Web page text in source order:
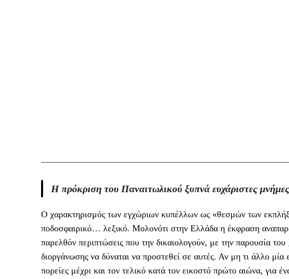
Η πρόκριση του Παναιτωλικού ξυπνά ευχάριστες
Ο χαρακτηρισμός των εγχώριων κυπέλλων ως «θεσμών των
ποδοσφαιρικό… λεξικό. Μολονότι στην Ελλάδα η έκφραση
παρελθόν περιπτώσεις που την δικαιολογούν, με την παρουσία του
διοργάνωσης να δύναται να προστεθεί σε αυτές. Αν μη τι άλλο
πορείες μέχρι και τον τελικό κατά τον εικοστό πρώτο αιώνα, για